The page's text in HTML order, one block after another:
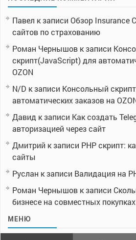
Павел к записи Обзор Insurance
сайтов по страхованию
Роман Чернышов к записи
скрипт(JavaScript) для
OZON
N/D к записи Консольный
автоматических заказов на
Давид к записи Как создать
авторизацией через сайт
Дмитрий к записи PHP скрипт:
сайты
Руслан к записи Валидация на
Роман Чернышов к записи
бизнесе на совместных покупках
МЕНЮ